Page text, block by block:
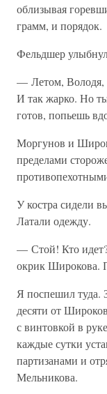
облизывая
грамм, и порядок.
Фельдшер
— Летом, Володя,
И так жарко. Но
готов, попьешь
Моргунов и
пределами
У костра сидели
Латали одежду.
— Стой! Кто
окрик Широкова.
Я поспешил туда.
десяти от
с винтовкой в
каждые сутки
партизанами и
Мельникова.